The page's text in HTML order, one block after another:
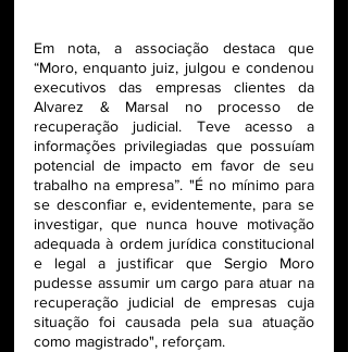
Em nota, a associação destaca que
“Moro, enquanto juiz, julgou e condenou
executivos das empresas clientes da
Alvarez & Marsal no processo de
recuperação judicial. Teve acesso a
informações privilegiadas que possuíam
potencial de impacto em favor de seu
trabalho na empresa”. "É no mínimo para
se desconfiar e, evidentemente, para se
investigar, que nunca houve motivação
adequada à ordem jurídica constitucional
e legal a justificar que Sergio Moro
pudesse assumir um cargo para atuar na
recuperação judicial de empresas cuja
situação foi causada pela sua atuação
como magistrado", reforçam.